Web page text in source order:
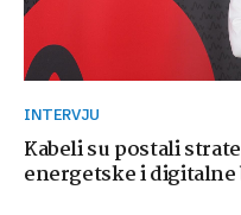
INTERVJU
Kabeli su postali
energetske i